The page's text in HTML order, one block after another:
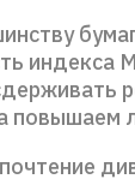
индекса
повышаем